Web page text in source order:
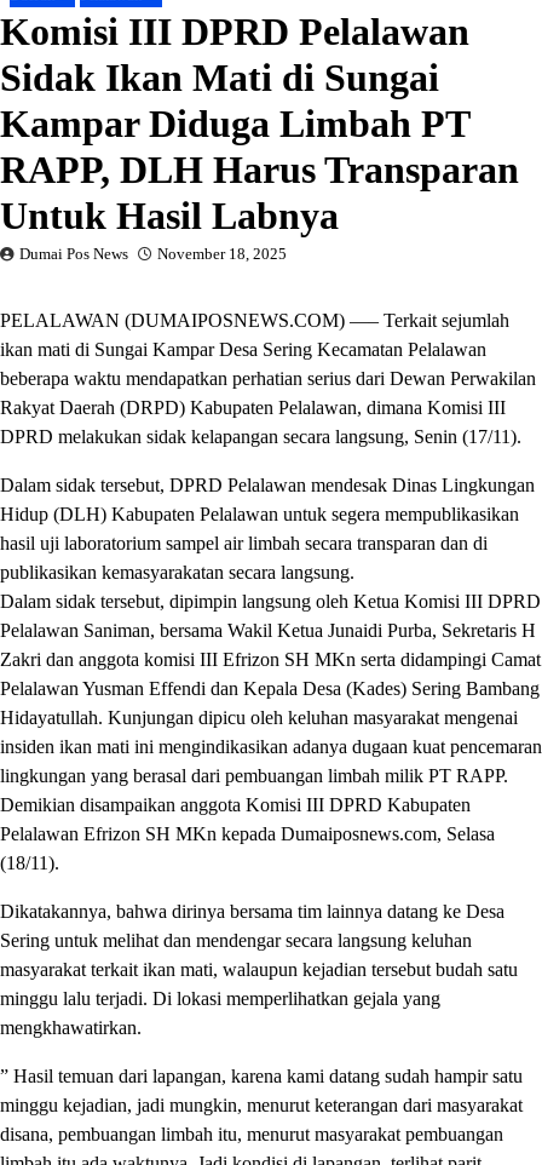
Komisi III DPRD Pelalawan
Sidak Ikan Mati di Sungai
Kampar Diduga Limbah PT
RAPP, DLH Harus Transparan
Untuk Hasil Labnya
Dumai Pos News November 18, 2025
PELALAWAN (DUMAIPOSNEWS.COM) —– Terkait sejumlah
ikan mati di Sungai Kampar Desa Sering Kecamatan Pelalawan
beberapa waktu mendapatkan perhatian serius dari Dewan Perwakilan
Rakyat Daerah (DRPD) Kabupaten Pelalawan, dimana Komisi III
DPRD melakukan sidak kelapangan secara langsung, Senin (17/11).
Dalam sidak tersebut, DPRD Pelalawan mendesak Dinas Lingkungan
Hidup (DLH) Kabupaten Pelalawan untuk segera mempublikasikan
hasil uji laboratorium sampel air limbah secara transparan dan di
publikasikan kemasyarakatan secara langsung.
Dalam sidak tersebut, dipimpin langsung oleh Ketua Komisi III DPRD
Pelalawan Saniman, bersama Wakil Ketua Junaidi Purba, Sekretaris H
Zakri dan anggota komisi III Efrizon SH MKn serta didampingi Camat
Pelalawan Yusman Effendi dan Kepala Desa (Kades) Sering Bambang
Hidayatullah. Kunjungan dipicu oleh keluhan masyarakat mengenai
insiden ikan mati ini mengindikasikan adanya dugaan kuat pencemaran
lingkungan yang berasal dari pembuangan limbah milik PT RAPP.
Demikian disampaikan anggota Komisi III DPRD Kabupaten
Pelalawan Efrizon SH MKn kepada Dumaiposnews.com, Selasa
(18/11).
Dikatakannya, bahwa dirinya bersama tim lainnya datang ke Desa
Sering untuk melihat dan mendengar secara langsung keluhan
masyarakat terkait ikan mati, walaupun kejadian tersebut budah satu
minggu lalu terjadi. Di lokasi memperlihatkan gejala yang
mengkhawatirkan.
” Hasil temuan dari lapangan, karena kami datang sudah hampir satu
minggu kejadian, jadi mungkin, menurut keterangan dari masyarakat
disana, pembuangan limbah itu, menurut masyarakat pembuangan